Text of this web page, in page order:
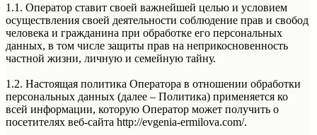
1.1. Оператор ставит своей важнейшей целью и условием
осуществления своей деятельности соблюдение прав и свобод
человека и гражданина при обработке его персональных
данных, в том числе защиты прав на неприкосновенность
частной жизни, личную и семейную тайну.
1.2. Настоящая политика Оператора в отношении обработки
персональных данных (далее – Политика) применяется ко
всей информации, которую Оператор может получить о
посетителях веб-сайта http://evgenia-ermilova.com/.